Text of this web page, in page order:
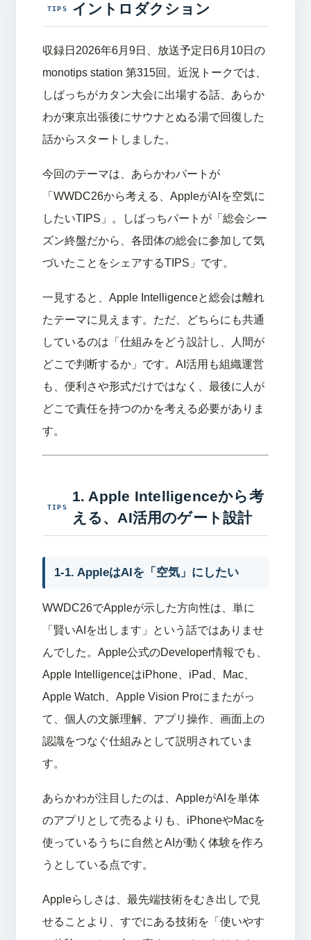
イントロダクション
収録日2026年6月9日、放送予定日6月10日の
monotips station 第315回。近況トークでは、
しばっちがカタン大会に出場する話、あらか
わが東京出張後にサウナとぬる湯で回復した
話からスタートしました。
今回のテーマは、あらかわパートが
「WWDC26から考える、AppleがAIを空気に
したいTIPS」。しばっちパートが「総会シー
ズン終盤だから、各団体の総会に参加して気
づいたことをシェアするTIPS」です。
一見すると、Apple Intelligenceと総会は離れ
たテーマに見えます。ただ、どちらにも共通
しているのは「仕組みをどう設計し、人間が
どこで判断するか」です。AI活用も組織運営
も、便利さや形式だけではなく、最後に人が
どこで責任を持つのかを考える必要がありま
す。
1. Apple Intelligenceから考
える、AI活用のゲート設計
1-1. AppleはAIを「空気」にしたい
WWDC26でAppleが示した方向性は、単に
「賢いAIを出します」という話ではありませ
んでした。Apple公式のDeveloper情報でも、
Apple IntelligenceはiPhone、iPad、Mac、
Apple Watch、Apple Vision Proにまたがっ
て、個人の文脈理解、アプリ操作、画面上の
認識をつなぐ仕組みとして説明されていま
す。
あらかわが注目したのは、AppleがAIを単体
のアプリとして売るよりも、iPhoneやMacを
使っているうちに自然とAIが動く体験を作ろ
うとしている点です。
Appleらしさは、最先端技術をむき出しで見
せることより、すでにある技術を「使いやす